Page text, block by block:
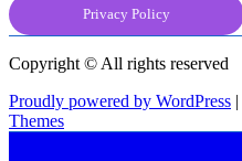
Privacy Policy
Copyright © All rights reserved
Proudly powered by WordPress |
Themes